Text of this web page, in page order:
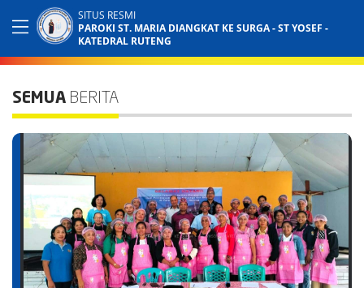
SITUS RESMI
PAROKI ST. MARIA DIANGKAT KE SURGA - ST YOSEF -
KATEDRAL RUTENG
SEMUA BERITA